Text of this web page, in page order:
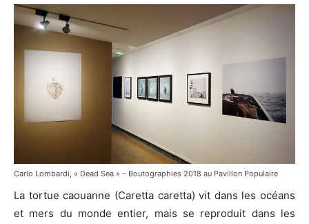
Carlo Lombardi, « Dead Sea » – Boutographies 2018 au Pavillon Populaire
La tortue caouanne (Caretta caretta) vit dans les océans
et mers du monde entier, mais se reproduit dans les